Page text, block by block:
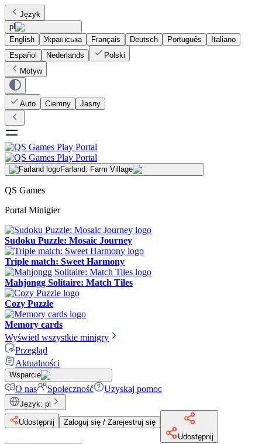
Język
pl
English
Українська Français Deutsch Português
Italiano
Español
Nederlands
Polski
Motyw
Auto Ciemny Jasny
Farland: Farm Village
QS Games
Portal Minigier
Sudoku Puzzle: Mosaic Journey
Triple match: Sweet Harmony
Mahjongg Solitaire: Match Tiles
Cozy Puzzle
Memory cards
Wyświetl wszystkie minigry
Przegląd
Aktualności
Wsparcie
O nas Społeczność Uzyskaj pomoc
Język: pl
Udostępnij
Zaloguj się / Zarejestruj się
Udostępnij